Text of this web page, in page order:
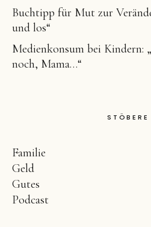
Buchtipp für Mut zur
und los“
Medienkonsum bei
noch, Mama…“
STÖBERE
Familie
Geld
Gutes
Podcast